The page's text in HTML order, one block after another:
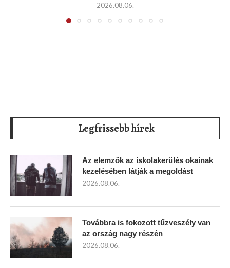
2026.08.06.
Legfrissebb hírek
Az elemzők az iskolakerülés okainak
kezelésében látják a megoldást
2026.08.06.
Továbbra is fokozott tűzveszély van
az ország nagy részén
2026.08.06.